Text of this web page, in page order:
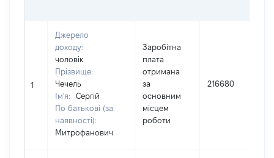
1
Джерело
доходу:
чоловік
Прізвище:
Чечель
Ім'я:
Сергій
По батькові (за
наявності):
Митрофанович
Заробітна
плата
отримана
за
основним
місцем
роботи
216680